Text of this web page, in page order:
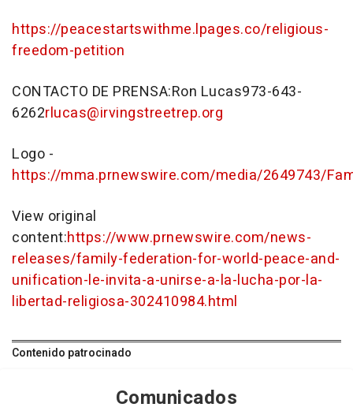
https://peacestartswithme.lpages.co/religious-
freedom-petition
CONTACTO DE PRENSA:Ron Lucas973-643-
6262rlucas@irvingstreetrep.org
Logo -
https://mma.prnewswire.com/media/2649743/
View original
content:https://www.prnewswire.com/news-
releases/family-federation-for-world-peace-and-
unification-le-invita-a-unirse-a-la-lucha-por-la-
libertad-religiosa-302410984.html
Contenido patrocinado
Comunicados